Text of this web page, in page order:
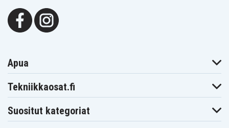
Apua
Tekniikkaosat.fi
Suositut kategoriat